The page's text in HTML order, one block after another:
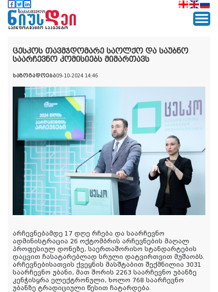
ცესკოს თავმჯდომარე საოლქო და საუბნო
საარჩევნო კომისიებს მიმართავს
საზოგადოება09-10-2024 14:46
არჩევნებამდე 17 დღე რჩება და საარჩევნო
ადმინისტრაცია 26 ოქტომბრის არჩევნების მაღალ
პროფესიულ დონეზე, საერთაშორისო სტანდარტების
დაცვით ჩასატარებლად სრული დატვირთვით მუშაობს.
არჩევნებისათვის ქვეყნის მასშტაბით შექმნილია 3031
საარჩევნო უბანი, მათ შორის 2263 საარჩევნო უბანზე
კენჭისყრა ელექტრონული, ხოლო 768 საარჩევნო
უბანზე ტრადიციული წესით ჩატარდება.